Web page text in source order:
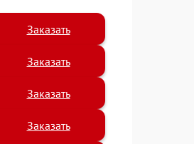
Заказать
Заказать